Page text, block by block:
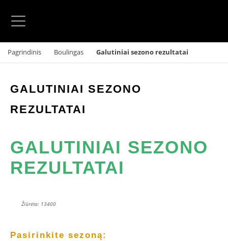
Pagrindinis Boulingas Galutiniai sezono rezultatai
GALUTINIAI SEZONO
REZULTATAI
GALUTINIAI SEZONO
REZULTATAI
Žiūrėta: 13400
Pasirinkite sezoną: